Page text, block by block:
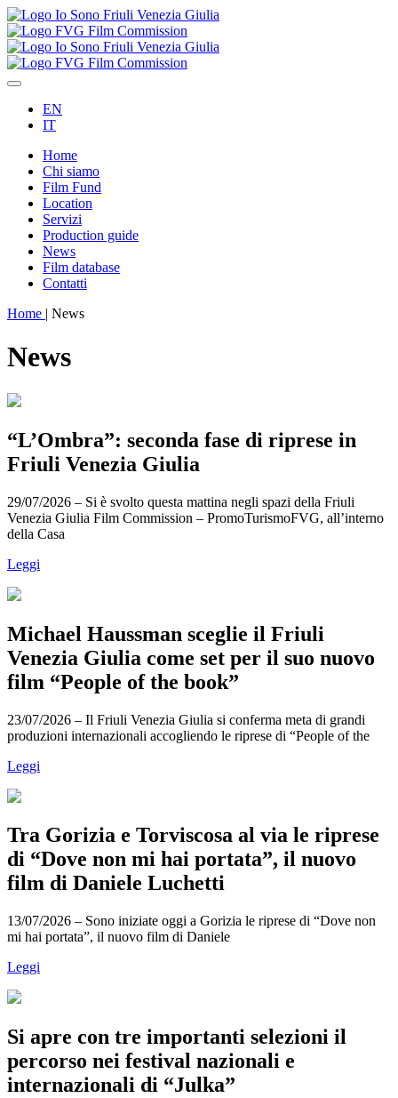
EN
IT
Home
Chi siamo
Film Fund
Location
Servizi
Production guide
News
Film database
Contatti
Home | News
News
“L’Ombra”: seconda fase di riprese in
Friuli Venezia Giulia
29/07/2026 – Si è svolto questa mattina negli spazi della Friuli
Venezia Giulia Film Commission – PromoTurismoFVG, all’interno
della Casa
Leggi
Michael Haussman sceglie il Friuli
Venezia Giulia come set per il suo nuovo
film “People of the book”
23/07/2026 – Il Friuli Venezia Giulia si conferma meta di grandi
produzioni internazionali accogliendo le riprese di “People of the
Leggi
Tra Gorizia e Torviscosa al via le riprese
di “Dove non mi hai portata”, il nuovo
film di Daniele Luchetti
13/07/2026 – Sono iniziate oggi a Gorizia le riprese di “Dove non
mi hai portata”, il nuovo film di Daniele
Leggi
Si apre con tre importanti selezioni il
percorso nei festival nazionali e
internazionali di “Julka”